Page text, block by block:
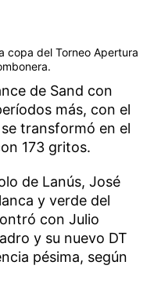
copa del Torneo Apertura
de Sand con
más, con el
transformó en el
173 gritos.
de Lanús, José
y verde del
con Julio
y su nuevo DT
pésima, según